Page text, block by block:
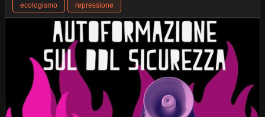
ecologismo repressione